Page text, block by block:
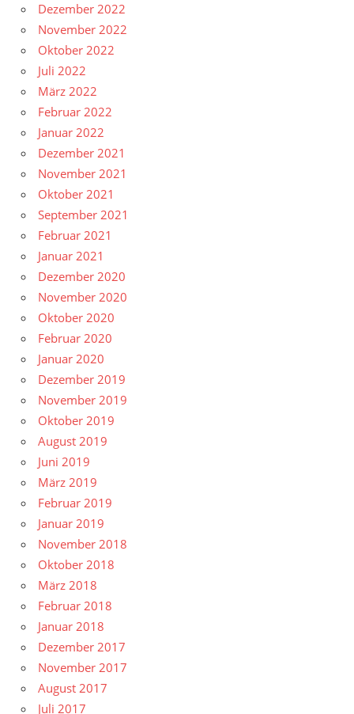
Dezember 2022
November 2022
Oktober 2022
Juli 2022
März 2022
Februar 2022
Januar 2022
Dezember 2021
November 2021
Oktober 2021
September 2021
Februar 2021
Januar 2021
Dezember 2020
November 2020
Oktober 2020
Februar 2020
Januar 2020
Dezember 2019
November 2019
Oktober 2019
August 2019
Juni 2019
März 2019
Februar 2019
Januar 2019
November 2018
Oktober 2018
März 2018
Februar 2018
Januar 2018
Dezember 2017
November 2017
August 2017
Juli 2017